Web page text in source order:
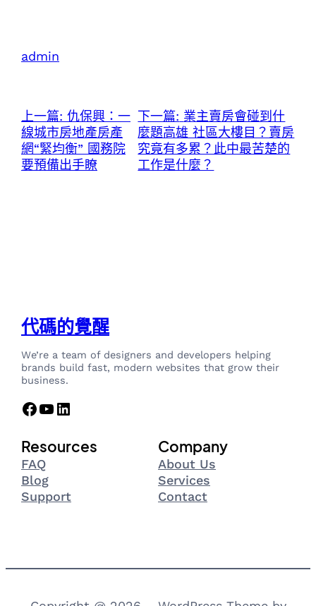
admin
上一篇: 仇保興：一
線城市房地產房產
網“緊均衡” 國務院
要預備出手瞭
下一篇: 業主賣房會碰到什
麼題高雄 社區大樓目？賣房
究竟有多累？此中最苦楚的
工作是什麼？
代碼的覺醒
We’re a team of designers and developers helping
brands build fast, modern websites that grow their
business.
Facebook YouTube LinkedIn
Resources
FAQ
Blog
Support
Company
About Us
Services
Contact